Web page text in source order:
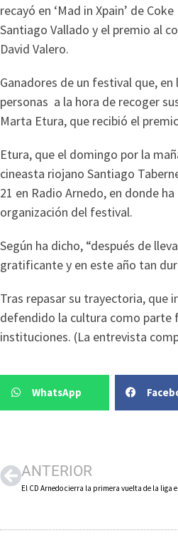
recayó en ‘Mad in Xpain’ de
Santiago Vallado y el premio al
David Valero.
Ganadores de un festival que,
personas a la hora de recoger
Marta Etura, que recibió el
Etura, que el domingo por la
cineasta riojano Santiago
21 en Radio Arnedo, en donde
organización del festival.
Según ha dicho, “después de
gratificante y en este año tan
Tras repasar su trayectoria, que
defendido la cultura como parte
instituciones. (La entrevista
WhatsApp
ANTERIOR